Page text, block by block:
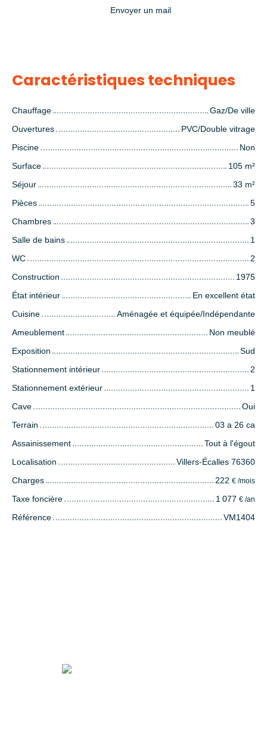
Envoyer un mail
Caractéristiques techniques
Chauffage
Gaz/De ville
Ouvertures
PVC/Double vitrage
Piscine
Non
Surface
105 m²
Séjour
33 m²
Pièces
5
Chambres
3
Salle de bains
1
WC
2
Construction
1975
État intérieur
En excellent état
Cuisine
Aménagée et équipée/Indépendante
Ameublement
Non meublé
Exposition
Sud
Stationnement intérieur
2
Stationnement extérieur
1
Cave
Oui
Terrain
03 a 26 ca
Assainissement
Tout à l'égout
Localisation
Villers-Écalles 76360
Charges
222 € /mois
Taxe foncière 1 077 € /an
Référence VM1404